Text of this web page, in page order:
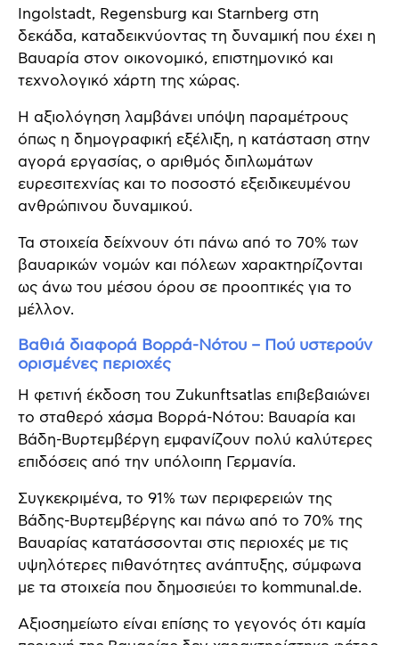
Ingolstadt, Regensburg και Starnberg στη
δεκάδα, καταδεικνύοντας τη δυναμική που έχει η
Βαυαρία στον οικονομικό, επιστημονικό και
τεχνολογικό χάρτη της χώρας.
Η αξιολόγηση λαμβάνει υπόψη παραμέτρους
όπως η δημογραφική εξέλιξη, η κατάσταση στην
αγορά εργασίας, ο αριθμός διπλωμάτων
ευρεσιτεχνίας και το ποσοστό εξειδικευμένου
ανθρώπινου δυναμικού.
Τα στοιχεία δείχνουν ότι πάνω από το 70% των
βαυαρικών νομών και πόλεων χαρακτηρίζονται
ως άνω του μέσου όρου σε προοπτικές για το
μέλλον.
Βαθιά διαφορά Βορρά-Νότου – Πού υστερούν
ορισμένες περιοχές
Η φετινή έκδοση του Zukunftsatlas επιβεβαιώνει
το σταθερό χάσμα Βορρά-Νότου: Βαυαρία και
Βάδη-Βυρτεμβέργη εμφανίζουν πολύ καλύτερες
επιδόσεις από την υπόλοιπη Γερμανία.
Συγκεκριμένα, το 91% των περιφερειών της
Βάδης-Βυρτεμβέργης και πάνω από το 70% της
Βαυαρίας κατατάσσονται στις περιοχές με τις
υψηλότερες πιθανότητες ανάπτυξης, σύμφωνα
με τα στοιχεία που δημοσιεύει το kommunal.de.
Αξιοσημείωτο είναι επίσης το γεγονός ότι καμία